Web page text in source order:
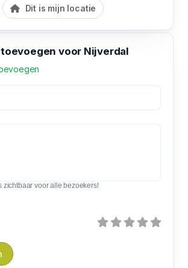
Dit is mijn locatie
voor Nijverdal
zichtbaar voor alle bezoekers!